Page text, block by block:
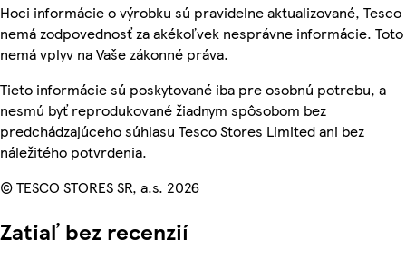
Hoci informácie o výrobku sú pravidelne aktualizované, Tesco
nemá zodpovednosť za akékoľvek nesprávne informácie. Toto
nemá vplyv na Vaše zákonné práva.
Tieto informácie sú poskytované iba pre osobnú potrebu, a
nesmú byť reprodukované žiadnym spôsobom bez
predchádzajúceho súhlasu Tesco Stores Limited ani bez
náležitého potvrdenia.
© TESCO STORES SR, a.s. 2026
Zatiaľ bez recenzií